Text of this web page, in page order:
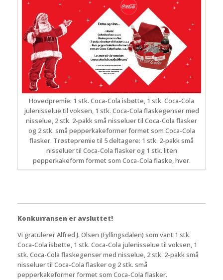
Hovedpremie: 1 stk. Coca-Cola isbøtte, 1 stk. Coca-Cola
julenisselue til voksen, 1 stk. Coca-Cola flaskegenser med
nisselue, 2 stk. 2-pakk små nisseluer til Coca-Cola flasker
og 2 stk. små pepperkakeformer formet som Coca-Cola
flasker. Trøstepremie til 5 deltagere: 1 stk. 2-pakk små
nisseluer til Coca-Cola flasker og 1 stk. liten
pepperkakeform formet som Coca-Cola flaske, hver.
Konkurransen er avsluttet!
Vi gratulerer Alfred J. Olsen (Fyllingsdalen) som vant 1 stk.
Coca-Cola isbøtte, 1 stk. Coca-Cola julenisselue til voksen, 1
stk. Coca-Cola flaskegenser med nisselue, 2 stk. 2-pakk små
nisseluer til Coca-Cola flasker og 2 stk. små
pepperkakeformer formet som Coca-Cola flasker.